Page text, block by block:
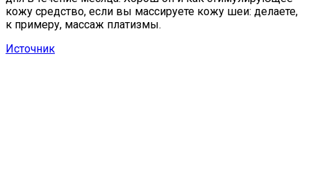
кожу средство, если вы массируете кожу шеи: делаете,
к примеру, массаж платизмы.
Источник